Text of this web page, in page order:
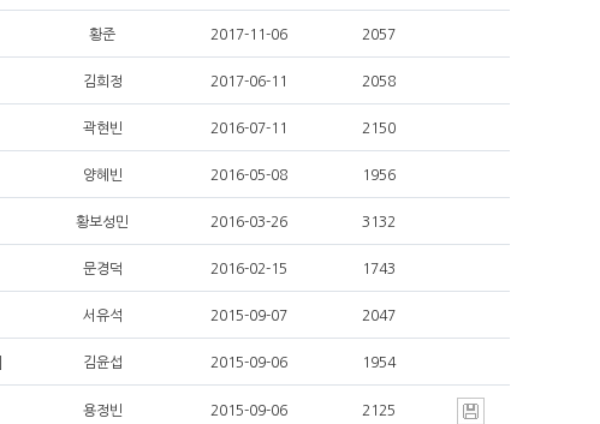
황준 2017-11-06 2057
김희정 2017-06-11 2058
곽현빈 2016-07-11 2150
양혜빈 2016-05-08 1956
황보성민 2016-03-26 3132
문경덕 2016-02-15 1743
서유석 2015-09-07 2047
김윤섭 2015-09-06 1954
용정빈 2015-09-06 2125